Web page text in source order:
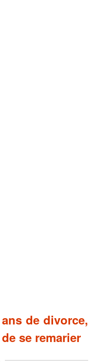
de divorce,
se remarier